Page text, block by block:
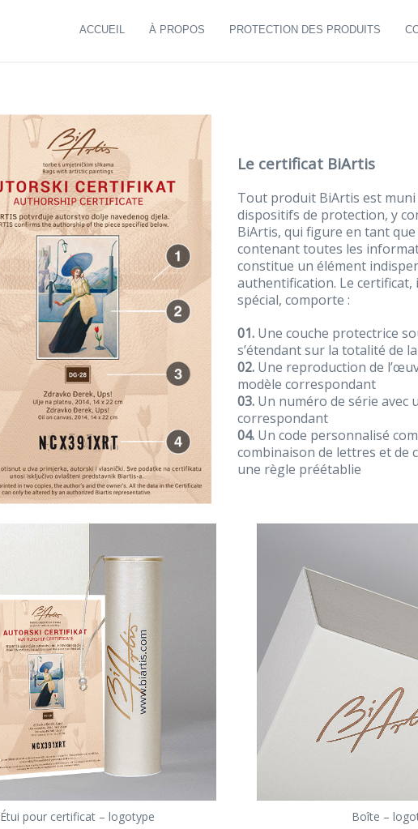
ACCUEIL À PROPOS PROTECTION DES PRODUITS
Le certificat BiArtis
Tout produit BiArtis est
dispositifs de protection, y
BiArtis, qui figure en tant
contenant toutes les
constitue un élément
authentification. Le
spécial, comporte :
01.Une couche protectrice
s’étendant sur la totalité de
02.Une reproduction de
modèle correspondant
03.Un numéro de série avec
correspondant
04.Un code personnalisé
combinaison de lettres et de
une règle préétablie
Étui pour certificat – logotype Boîte –